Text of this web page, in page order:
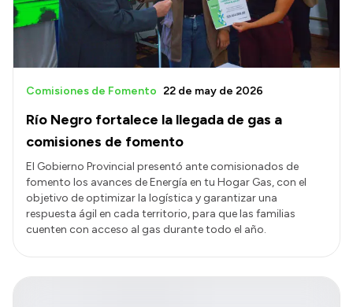
Río Negro fortalece la llegada de gas a
comisiones de fomento
Comisiones de Fomento 22 de may de 2026
El Gobierno Provincial presentó ante comisionados de
fomento los avances de Energía en tu Hogar Gas, con el
objetivo de optimizar la logística y garantizar una
respuesta ágil en cada territorio, para que las familias
cuenten con acceso al gas durante todo el año.